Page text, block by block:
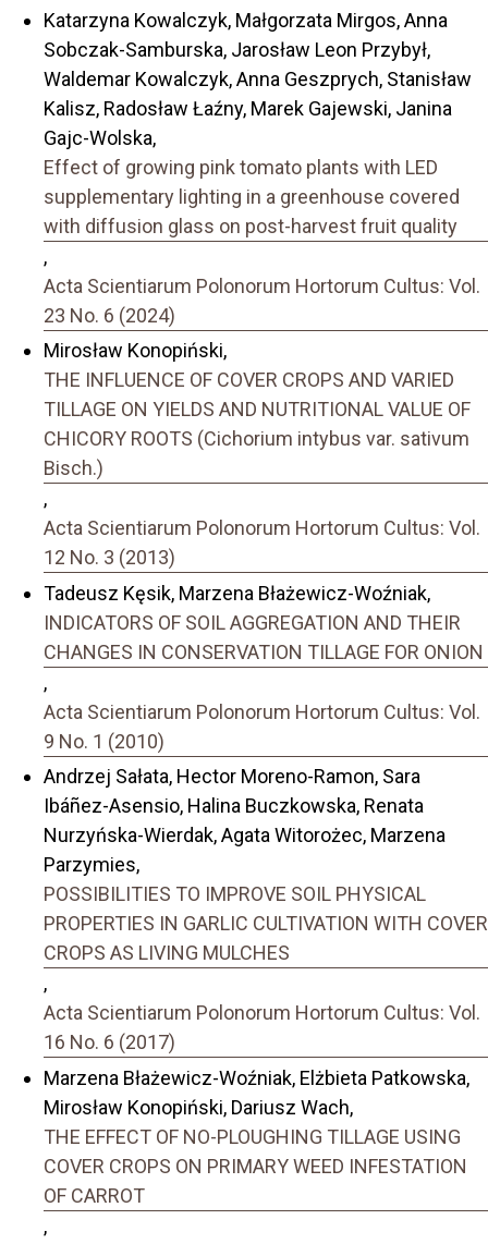
Katarzyna Kowalczyk, Małgorzata Mirgos, Anna
Sobczak-Samburska, Jarosław Leon Przybył,
Waldemar Kowalczyk, Anna Geszprych, Stanisław
Kalisz, Radosław Łaźny, Marek Gajewski, Janina
Gajc-Wolska,
Effect of growing pink tomato plants with LED
supplementary lighting in a greenhouse covered
with diffusion glass on post-harvest fruit quality
,
Acta Scientiarum Polonorum Hortorum Cultus: Vol.
23 No. 6 (2024)
Mirosław Konopiński,
THE INFLUENCE OF COVER CROPS AND VARIED
TILLAGE ON YIELDS AND NUTRITIONAL VALUE OF
CHICORY ROOTS (Cichorium intybus var. sativum
Bisch.)
,
Acta Scientiarum Polonorum Hortorum Cultus: Vol.
12 No. 3 (2013)
Tadeusz Kęsik, Marzena Błażewicz-Woźniak,
INDICATORS OF SOIL AGGREGATION AND THEIR
CHANGES IN CONSERVATION TILLAGE FOR ONION
,
Acta Scientiarum Polonorum Hortorum Cultus: Vol.
9 No. 1 (2010)
Andrzej Sałata, Hector Moreno-Ramon, Sara
Ibáñez-Asensio, Halina Buczkowska, Renata
Nurzyńska-Wierdak, Agata Witorożec, Marzena
Parzymies,
POSSIBILITIES TO IMPROVE SOIL PHYSICAL
PROPERTIES IN GARLIC CULTIVATION WITH COVER
CROPS AS LIVING MULCHES
,
Acta Scientiarum Polonorum Hortorum Cultus: Vol.
16 No. 6 (2017)
Marzena Błażewicz-Woźniak, Elżbieta Patkowska,
Mirosław Konopiński, Dariusz Wach,
THE EFFECT OF NO-PLOUGHING TILLAGE USING
COVER CROPS ON PRIMARY WEED INFESTATION
OF CARROT
,